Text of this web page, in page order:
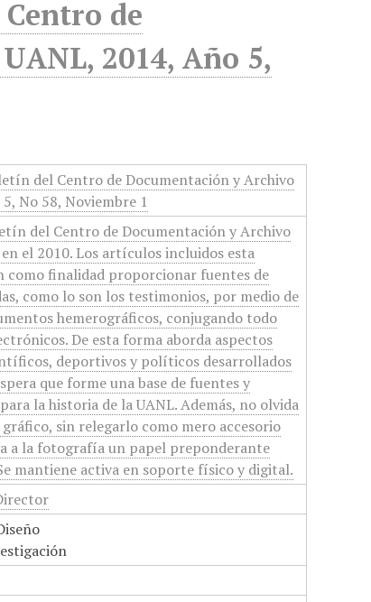
de
2014, Año 5,
del Centro de Documentación y Archivo
No 58, Noviembre 1
del Centro de Documentación y Archivo
el 2010. Los artículos incluidos esta
como finalidad proporcionar fuentes de
como lo son los testimonios, por medio de
hemerográficos, conjugando todo
De esta forma aborda aspectos
deportivos y políticos desarrollados
que forme una base de fuentes y
la historia de la UANL. Además, no olvida
sin relegarlo como mero accesorio
a la fotografía un papel preponderante
mantiene activa en soporte físico y digital.